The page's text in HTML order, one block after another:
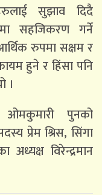
सुझाव दिदै
सहजिकरण गर्ने
रुपमा सक्षम र
हुने र हिंसा पनि
।
पुनको
प्रेम श्रिस, सिंगा
अध्यक्ष विरेन्द्रमान